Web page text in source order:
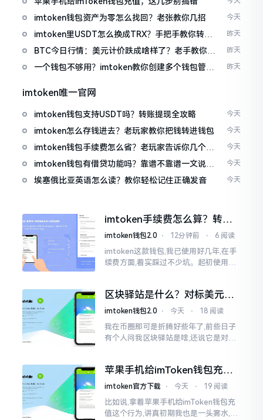
imtoken钱包资产为零怎么找回？老张教你几招 今天
imtoken里USDT怎么换成TRX？手把手教你转成
波场币
昨天
BTC今日行情：美元计价跌成啥样了？老手教你咋
昨天
一个钱包不够用？imtoken教你创建多个钱包管理
昨天
imtoken唯一官网
imtoken钱包支持USDT吗？转账提现全攻略 今天
imtoken怎么存钱进去？老玩家教你把钱转进钱包 今天
imtoken钱包手续费怎么省？老玩家告诉你几个实
在招
今天
imtoken钱包有借贷功能吗？靠谱不靠谱一文说清
楚
今天
埃塞俄比亚英语怎么读？教你轻松记住正确发音 今天
imtoken手续费怎么算？转账
和交易所差别大了
imtoken钱包2.0 ⋅ 12分钟前 ⋅ 6 阅读
imtoken这款钱包,我已使用好几年,在手
续费方面,着实踩过不少坑。起初使用时,
明白
区块驿站是什么？对标美元的
ETH到底咋回事
imtoken钱包2.0 ⋅ 今天 ⋅ 18 阅读
我在币圈那可是折腾好些年了,前些日子
有个人问我区块驿站是啥,还说它是对标
找了些资料
苹果手机给imToken钱包充
值，这几步别搞错
imtoken官方下载 ⋅ 今天 ⋅ 19 阅读
比如说,拿着苹果手机给imToken钱包充
值这个行为,讲真初期我也是一头雾水,搞